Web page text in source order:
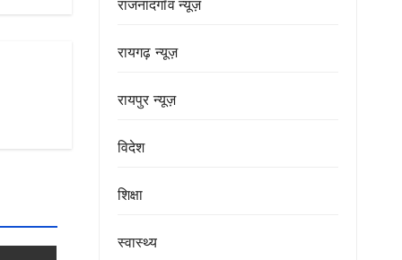
राजनांदगाँव न्यूज़
रायगढ़ न्यूज़
रायपुर न्यूज़
विदेश
शिक्षा
स्वास्थ्य